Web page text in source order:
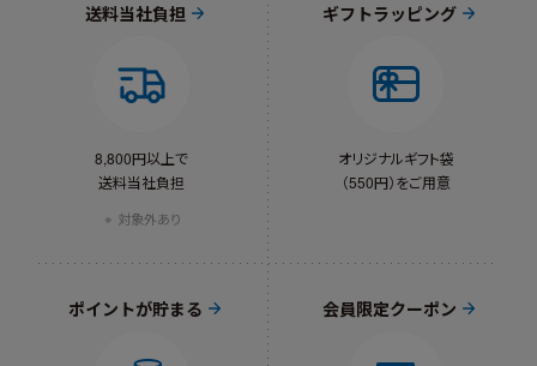
送料当社負担
8,800円以上で
送料当社負担
対象外あり
ギフトラッピング
オリジナルギフト袋
（550円）をご用意
ポイントが貯まる 会員限定クーポン